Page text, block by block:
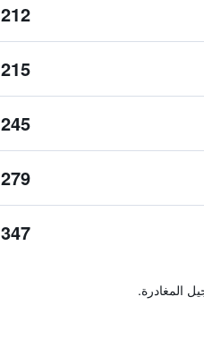
212 ﷼
215 ﷼
245 ﷼
279 ﷼
347 ﷼
المغادرة.